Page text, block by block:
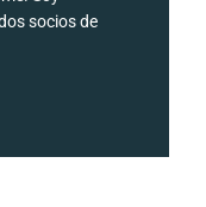
socios de